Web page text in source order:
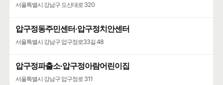
서울특별시 강남구 도산대로 320
압구정동주민센터·압구정치안센터
서울특별시 강남구 압구정로33길 48
압구정파출소·압구정아람어린이집
서울특별시 강남구 압구정로 311